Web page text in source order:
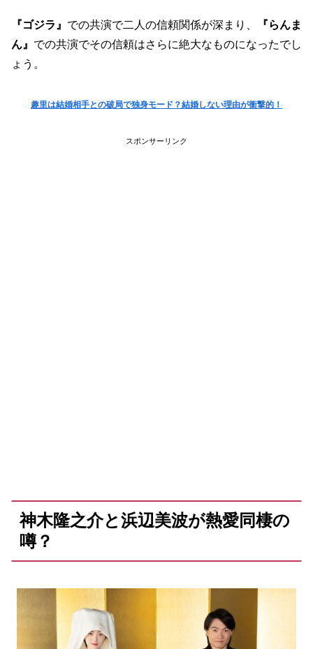
『ゴジラ』 での共演で二人の信頼関係が深まり、
『らんま
ん』 での共演でその信頼はさらに絶大なものになったでし
ょう。
趣里は結婚相手との破局で独身モード？結婚しない理由が衝撃的！
スポンサーリンク
神木隆之介と浜辺美波が熱愛同棲の
噂？